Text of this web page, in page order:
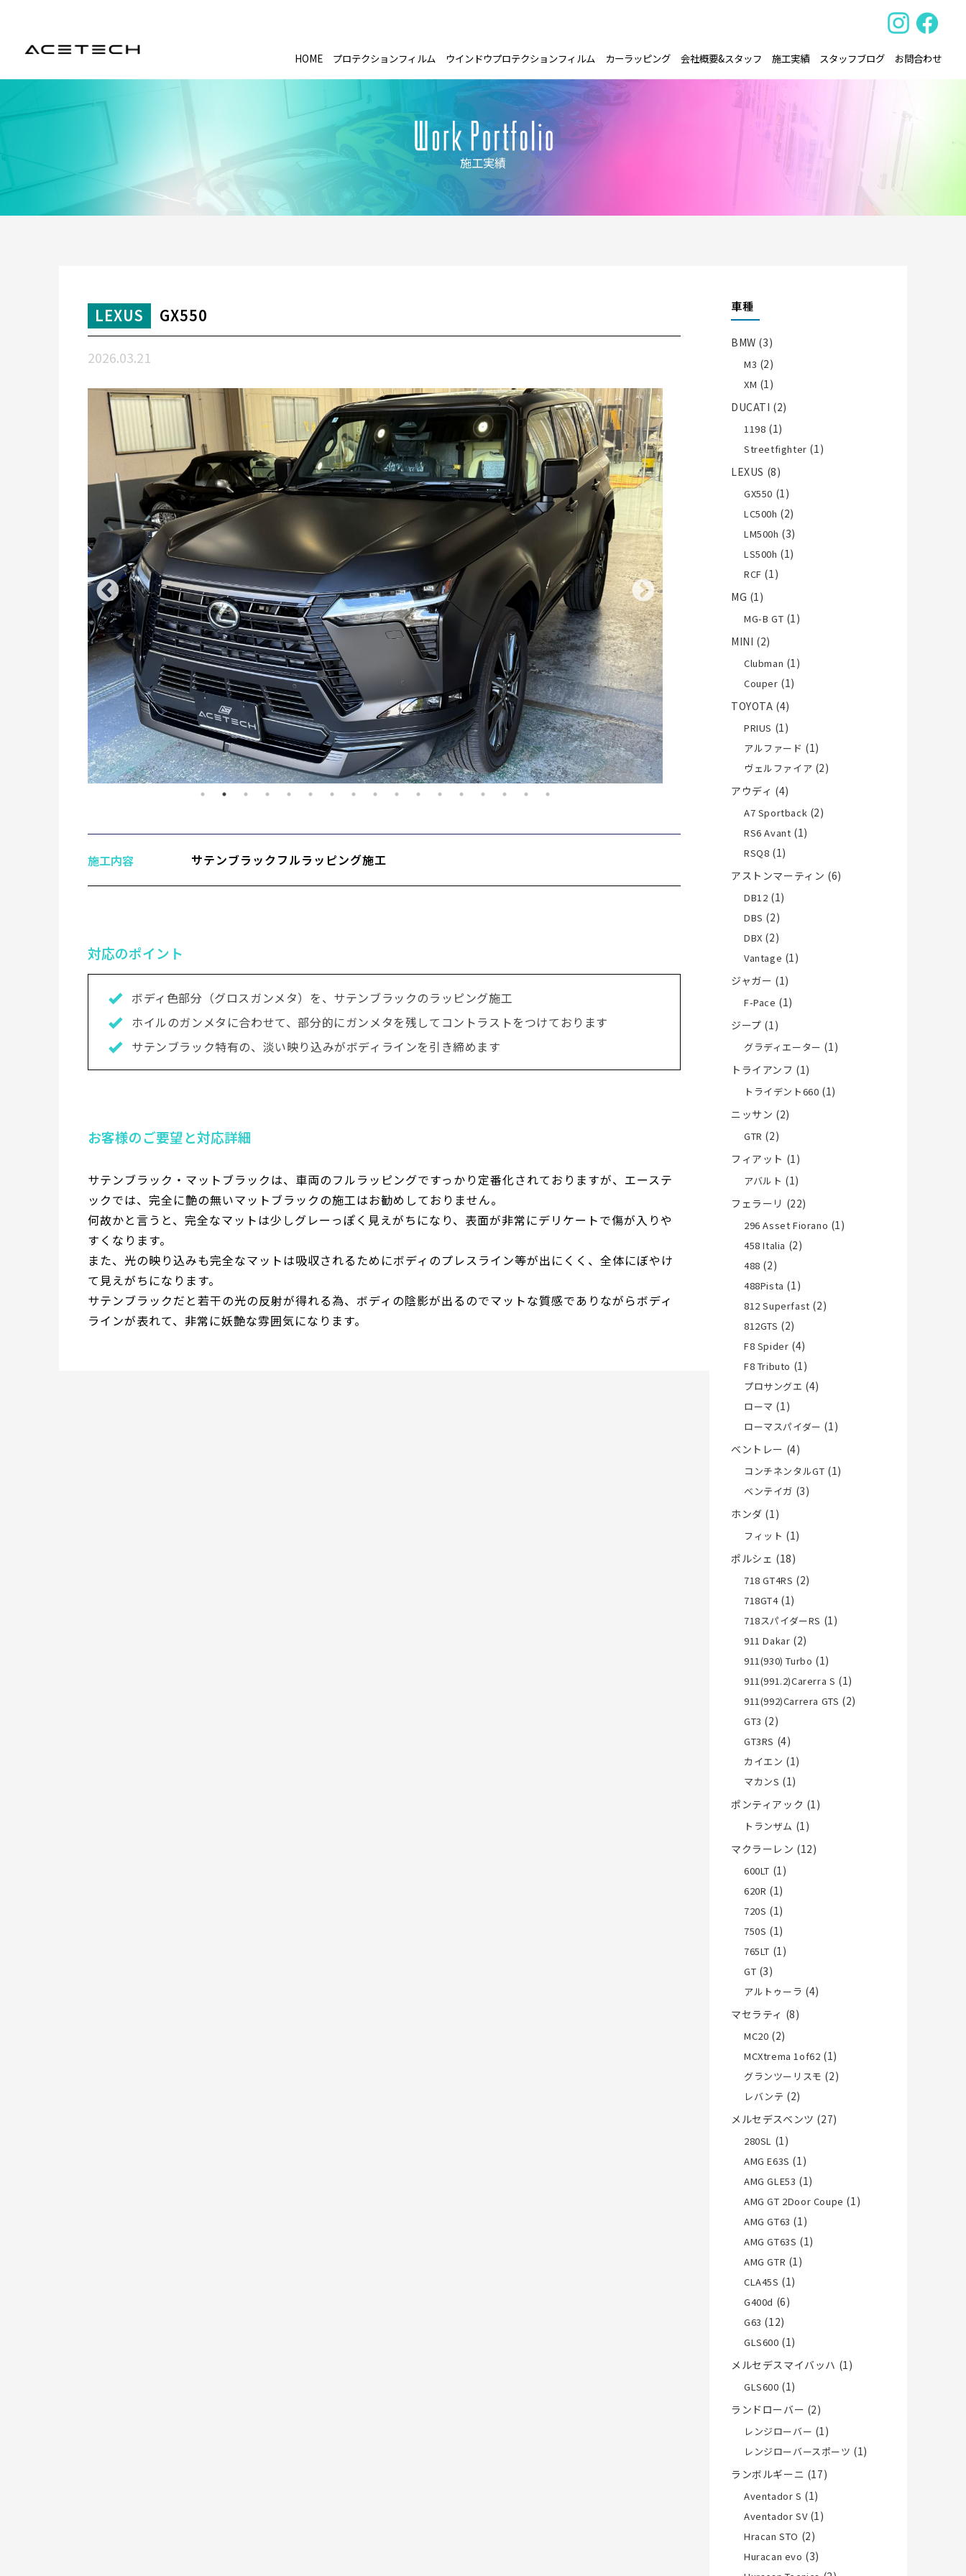
HOME プロテクションフィルム ウインドウプロテクションフィルム カーラッピング 会社概要&スタッフ 施工実績 スタッフブログ お問合わせ
施工実績
LEXUS GX550
2026.03.21
施工内容 サテンブラックフルラッピング施工
対応のポイント
ボディ色部分（グロスガンメタ）を、サテンブラックのラッピング施工
ホイルのガンメタに合わせて、部分的にガンメタを残してコントラストをつけております
サテンブラック特有の、淡い映り込みがボディラインを引き締めます
お客様のご要望と対応詳細
サテンブラック・マットブラックは、車両のフルラッピングですっかり定番化されておりますが、エーステ
ックでは、完全に艶の無いマットブラックの施工はお勧めしておりません。
何故かと言うと、完全なマットは少しグレーっぽく見えがちになり、表面が非常にデリケートで傷が入りや
すくなります。
また、光の映り込みも完全なマットは吸収されるためにボディのプレスライン等が出にくく、全体にぼやけ
て見えがちになります。
サテンブラックだと若干の光の反射が得れる為、ボディの陰影が出るのでマットな質感でありながらボディ
ラインが表れて、非常に妖艶な雰囲気になります。
車種
BMW (3)
M3 (2)
XM (1)
DUCATI (2)
1198 (1)
Streetfighter (1)
LEXUS (8)
GX550 (1)
LC500h (2)
LM500h (3)
LS500h (1)
RCF (1)
MG (1)
MG-B GT (1)
MINI (2)
Clubman (1)
Couper (1)
TOYOTA (4)
PRIUS (1)
アルファード (1)
ヴェルファイア (2)
アウディ (4)
A7 Sportback (2)
RS6 Avant (1)
RSQ8 (1)
アストンマーティン (6)
DB12 (1)
DBS (2)
DBX (2)
Vantage (1)
ジャガー (1)
F-Pace (1)
ジープ (1)
グラディエーター (1)
トライアンフ (1)
トライデント660 (1)
ニッサン (2)
GTR (2)
フィアット (1)
アバルト (1)
フェラーリ (22)
296 Asset Fiorano (1)
458 Italia (2)
488 (2)
488Pista (1)
812 Superfast (2)
812GTS (2)
F8 Spider (4)
F8 Tributo (1)
プロサングエ (4)
ローマ (1)
ローマスパイダー (1)
ベントレー (4)
コンチネンタルGT (1)
ベンテイガ (3)
ホンダ (1)
フィット (1)
ポルシェ (18)
718 GT4RS (2)
718GT4(1)
718スパイダーRS (1)
911 Dakar (2)
911(930) Turbo (1)
911(991.2)Carerra S (1)
911(992)Carrera GTS (2)
GT3 (2)
GT3RS (4)
カイエン (1)
マカンS (1)
ポンティアック (1)
トランザム (1)
マクラーレン (12)
600LT (1)
620R (1)
720S (1)
750S (1)
765LT (1)
GT (3)
アルトゥーラ (4)
マセラティ (8)
MC20 (2)
MCXtrema 1of62 (1)
グランツーリスモ (2)
レバンテ (2)
メルセデスベンツ (27)
280SL (1)
AMG E63S (1)
AMG GLE53 (1)
AMG GT 2Door Coupe (1)
AMG GT63 (1)
AMG GT63S (1)
AMG GTR (1)
CLA45S (1)
G400d (6)
G63 (12)
GLS600 (1)
メルセデスマイバッハ (1)
GLS600 (1)
ランドローバー (2)
レンジローバー (1)
レンジローバースポーツ (1)
ランボルギーニ (17)
Aventador S (1)
Aventador SV(1)
Hracan STO (2)
Huracan evo (3)